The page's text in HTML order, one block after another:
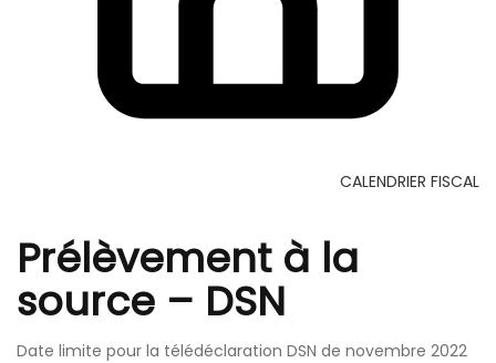
CALENDRIER FISCAL
Prélèvement à la
source – DSN
Date limite pour la télédéclaration DSN de novembre 2022